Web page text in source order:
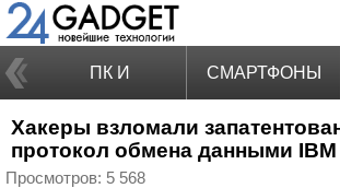
ПК И
НОУТБУКИ
СМАРТФОНЫ
Хакеры взломали
протокол обмена данными IBM
Просмотров: 5 568